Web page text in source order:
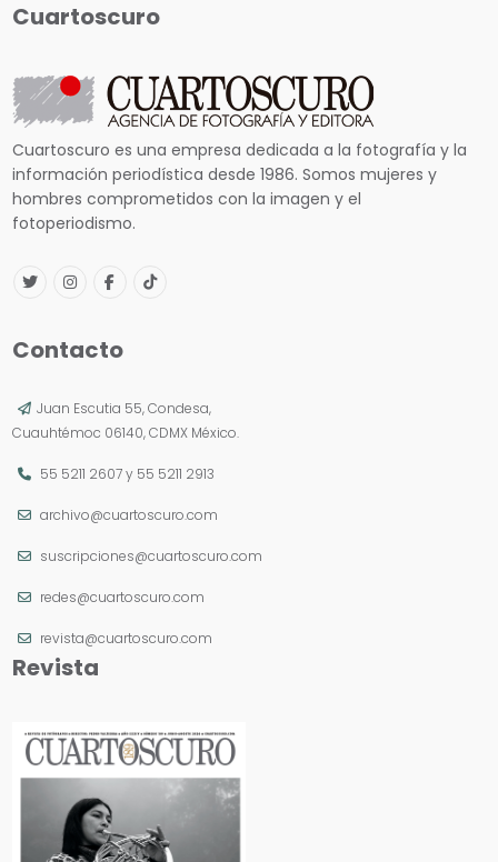
Cuartoscuro
Cuartoscuro es una empresa dedicada a la fotografía y la
información periodística desde 1986. Somos mujeres y
hombres comprometidos con la imagen y el
fotoperiodismo.
Contacto
Juan Escutia 55, Condesa,
Cuauhtémoc 06140, CDMX México.
55 5211 2607y 55 5211 2913
archivo@cuartoscuro.com
suscripciones@cuartoscuro.com
redes@cuartoscuro.com
revista@cuartoscuro.com
Revista